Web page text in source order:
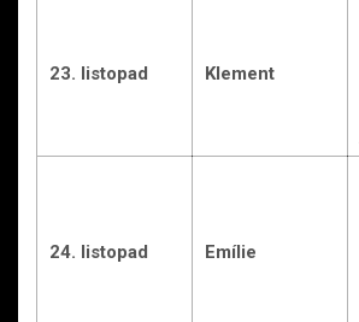
23. listopad Klement
24. listopad Emílie